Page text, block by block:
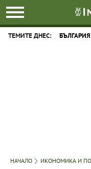
ТЕМИТЕ ДНЕС:
НАЧАЛО ИКОНОМИКА И